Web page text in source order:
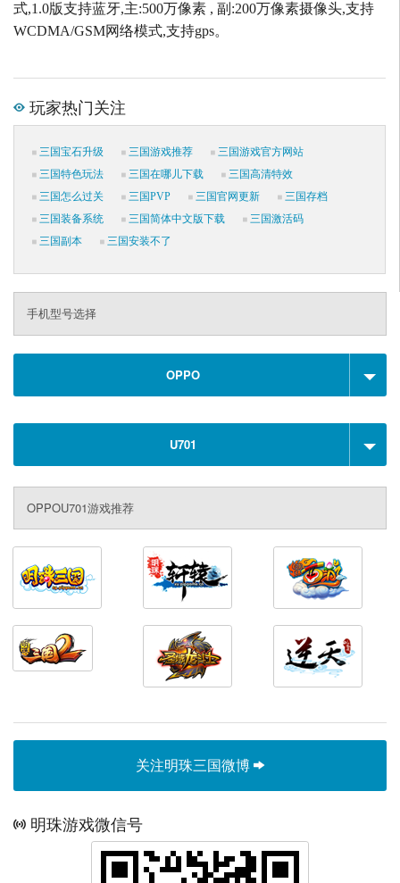
式,1.0版支持蓝牙,主:500万像素 , 副:200万像素摄像头,支持
WCDMA/GSM网络模式,支持gps。
玩家热门关注
三国宝石升级 三国游戏推荐
三国游戏官方网站
三国特色玩法
三国在哪儿下载
三国高清特效
三国怎么过关
三国PVP 三国官网更新
三国存档
三国装备系统
三国简体中文版下载
三国激活码
三国副本
三国安装不了
手机型号选择
OPPO
U701
OPPOU701游戏推荐
关注明珠三国微博
明珠游戏微信号